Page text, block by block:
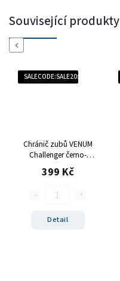
Související produkty
Previous
SALECODE:SALE20:20:%
Chránič zubů VENUM
Challenger černo-
oranžová
399 Kč
Detail